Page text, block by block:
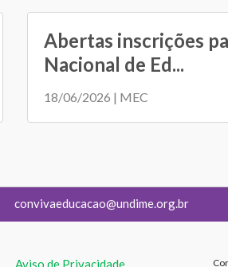
Abertas inscrições
Nacional de Ed...
18/06/2026 | MEC
convivaeducacao@undime.org.br
Aviso de Privacidade